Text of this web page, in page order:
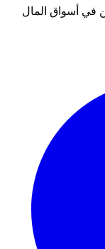
في أسواق المال